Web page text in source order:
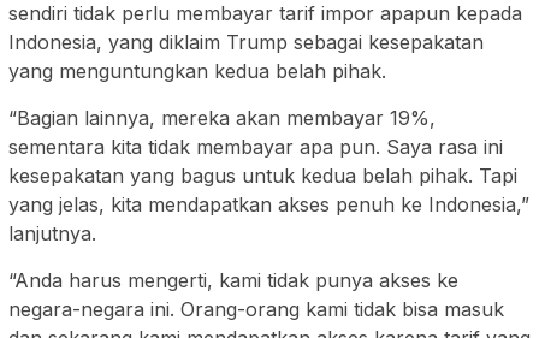
sendiri tidak perlu membayar tarif impor apapun kepada
Indonesia, yang diklaim Trump sebagai kesepakatan
yang menguntungkan kedua belah pihak.
“Bagian lainnya, mereka akan membayar 19%,
sementara kita tidak membayar apa pun. Saya rasa ini
kesepakatan yang bagus untuk kedua belah pihak. Tapi
yang jelas, kita mendapatkan akses penuh ke Indonesia,”
lanjutnya.
“Anda harus mengerti, kami tidak punya akses ke
negara-negara ini. Orang-orang kami tidak bisa masuk